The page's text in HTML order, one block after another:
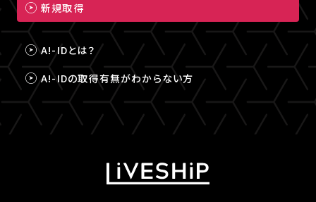
新規取得
A!-IDとは？
A!-IDの取得有無がわからない方